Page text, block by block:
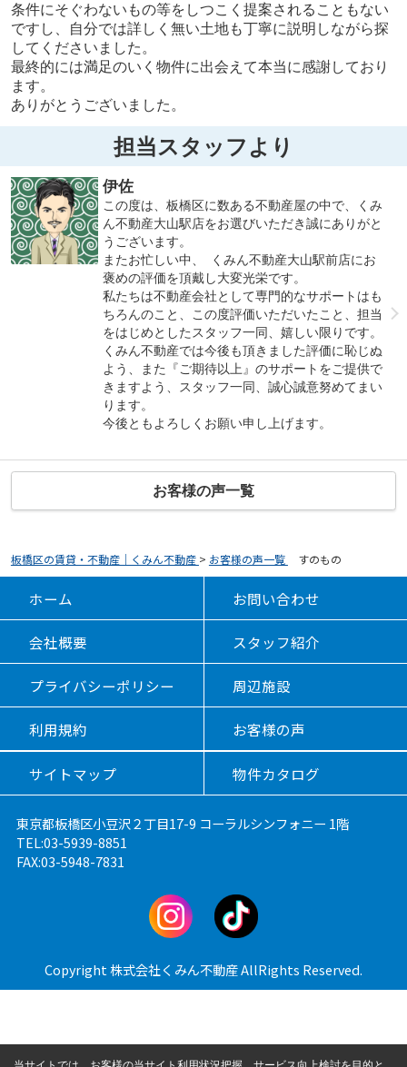
条件にそぐわないもの等をしつこく提案されることもない
ですし、自分では詳しく無い土地も丁寧に説明しながら探
してくださいました。
最終的には満足のいく物件に出会えて本当に感謝しており
ます。
ありがとうございました。
担当スタッフより
伊佐
この度は、板橋区に数ある不動産屋の中で、くみ
ん不動産大山駅店をお選びいただき誠にありがと
うございます。
またお忙しい中、 くみん不動産大山駅前店にお
褒めの評価を頂戴し大変光栄です。
私たちは不動産会社として専門的なサポートはも
ちろんのこと、この度評価いただいたこと、担当
をはじめとしたスタッフ一同、嬉しい限りです。
くみん不動産では今後も頂きました評価に恥じぬ
よう、また『ご期待以上』のサポートをご提供で
きますよう、スタッフ一同、誠心誠意努めてまい
ります。
今後ともよろしくお願い申し上げます。
お客様の声一覧
板橋区の賃貸・不動産｜くみん不動産 > お客様の声一覧 すのもの
ホーム お問い合わせ
会社概要 スタッフ紹介
プライバシーポリシー 周辺施設
利用規約 お客様の声
サイトマップ 物件カタログ
東京都板橋区小豆沢２丁目17-9 コーラルシンフォニー 1階
TEL:03-5939-8851
FAX:03-5948-7831
Copyright 株式会社くみん不動産 AllRights Reserved.